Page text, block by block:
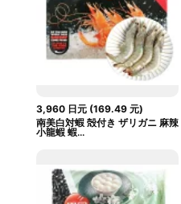
3,960 日元(169.49 元)
南美白対蝦 殻付き ザリガニ 麻辣
小龍蝦 蝦...